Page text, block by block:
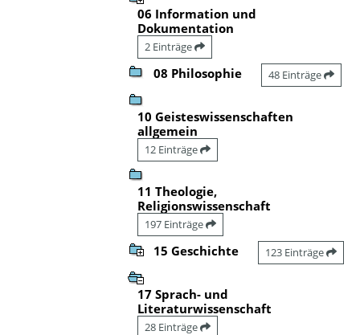
06 Information und
Dokumentation
2 Einträge
08 Philosophie 48 Einträge
10 Geisteswissenschaften
allgemein
12 Einträge
11 Theologie,
Religionswissenschaft
197 Einträge
15 Geschichte 123 Einträge
17 Sprach- und
Literaturwissenschaft
28 Einträge